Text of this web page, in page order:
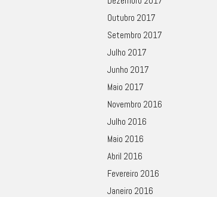
Outubro 2017
Setembro 2017
Julho 2017
Junho 2017
Maio 2017
Novembro 2016
Julho 2016
Maio 2016
Abril 2016
Fevereiro 2016
Janeiro 2016